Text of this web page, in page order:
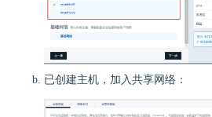
已创建主机，加入共享网络：